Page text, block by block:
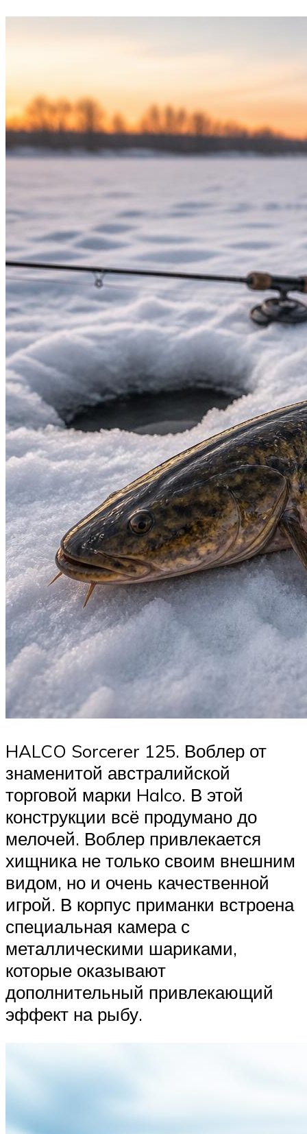
HALCO Sorcerer 125. Воблер от
знаменитой австралийской
торговой марки Halco. В этой
конструкции всё продумано до
мелочей. Воблер привлекается
хищника не только своим внешним
видом, но и очень качественной
игрой. В корпус приманки встроена
специальная камера с
металлическими шариками,
которые оказывают
дополнительный привлекающий
эффект на рыбу.